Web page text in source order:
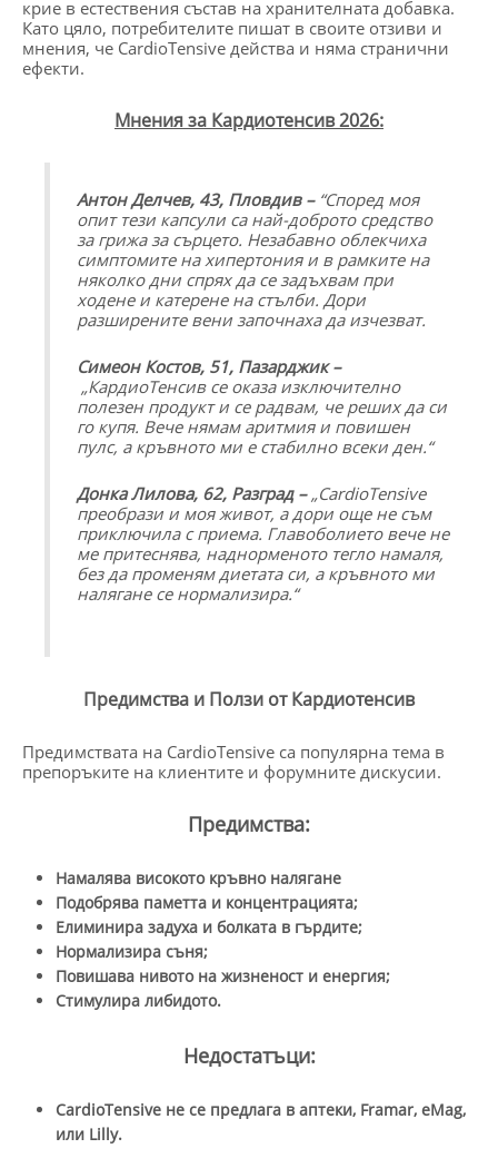
крие в естествения състав на хранителната добавка.
Като цяло, потребителите пишат в своите отзиви и
мнения, че CardioTensive действа и няма странични
ефекти.
Мнения за Кардиотенсив 2026:
Антон Делчев, 43, Пловдив – “Според моя
опит тези капсули са най-доброто средство
за грижа за сърцето. Незабавно облекчиха
симптомите на хипертония и в рамките на
няколко дни спрях да се задъхвам при
ходене и катерене на стълби. Дори
разширените вени започнаха да изчезват.
Симеон Костов, 51, Пазарджик –
„КардиоТенсив се оказа изключително
полезен продукт и се радвам, че реших да си
го купя. Вече нямам аритмия и повишен
пулс, а кръвното ми е стабилно всеки ден.“
Донка Лилова, 62, Разград –„CardioTensive
преобрази и моя живот, а дори още не съм
приключила с приема. Главоболието вече не
ме притеснява, наднорменото тегло намаля,
без да променям диетата си, а кръвното ми
налягане се нормализира.“
Предимства и Ползи от Кардиотенсив
Предимствата на CardioTensive са популярна тема в
препоръките на клиентите и форумните дискусии.
Предимства:
Намалява високото кръвно налягане
Подобрява паметта и концентрацията;
Елиминира задуха и болката в гърдите;
Нормализира съня;
Повишава нивото на жизненост и енергия;
Стимулира либидото.
Недостатъци:
CardioTensive не се предлага в аптеки, Framar, eMag,
или Lilly.